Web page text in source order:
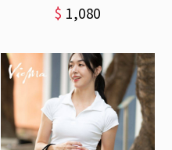
$ 1,080